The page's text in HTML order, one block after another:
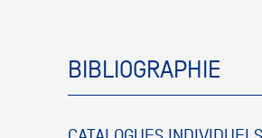
BIBLIOGRAPHIE